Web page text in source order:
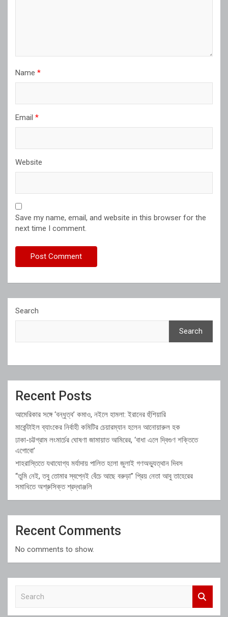
Name *
Email *
Website
Save my name, email, and website in this browser for the
next time I comment.
Search
Search
Recent Posts
আমেরিকার সঙ্গে ‘বন্ধুত্ব’ কমাও, নইলে হামলা: ইরানের হুঁশিয়ারি
মার্কেন্টাইল ব্যাংকের নির্বাহী কমিটির চেয়ারম্যান হলেন আনোয়ারুল হক
ঢাকা-চট্টগ্রাম লংমার্চের ঘোষণা জামায়াত আমিরের, ‘বাধা এলে দ্বিগুণ শক্তিতে
এগোবো’
শাহরাস্তিতে যথাযোগ্য মর্যাদায় পালিত হলো জুলাই গণঅভ্যুত্থান দিবস
“তুমি নেই, তবু তোমার স্বপ্নেই বেঁচে আছে বরুড়া” প্রিয় নেতা আবু তাহেরের
সমাধিতে অশ্রুসিক্ত শ্রদ্ধাঞ্জলি
Recent Comments
No comments to show.